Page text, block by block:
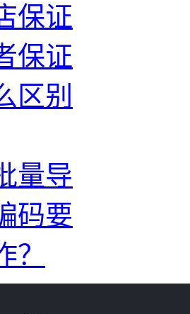
保证
保证
区别
量导
码要
？